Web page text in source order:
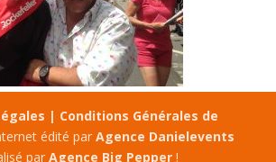
| Conditions Générales de
édité parAgence Danielevents
par Agence Big Pepper!